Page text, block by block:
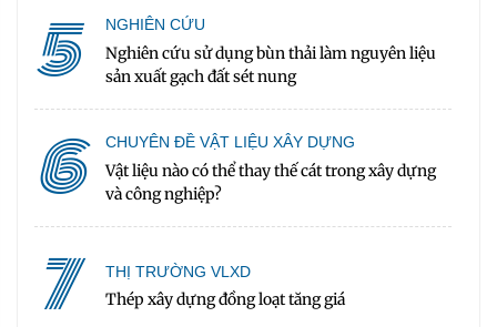
5 NGHIÊN CỨU
Nghiên cứu sử dụng bùn thải làm nguyên liệu
sản xuất gạch đất sét nung
6 CHUYÊN ĐỀ VẬT LIỆU XÂY DỰNG
Vật liệu nào có thể thay thế cát trong xây dựng
và công nghiệp?
7 THỊ TRƯỜNG VLXD
Thép xây dựng đồng loạt tăng giá